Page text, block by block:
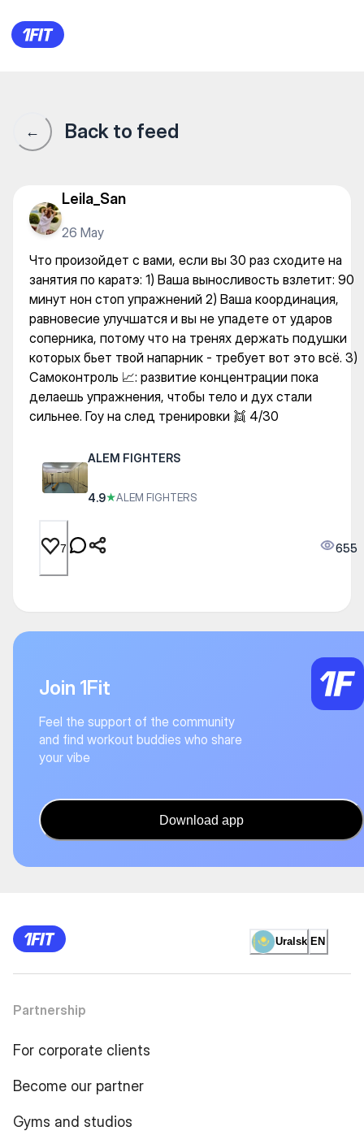
ALEM FIGHTERS — Martial
← Back to feed
Leila_San
26 May
Что произойдет с вами, если вы 30 раз сходите на
занятия по каратэ: 1) Ваша выносливость взлетит: 90
минут нон стоп упражнений 2) Ваша координация,
равновесие улучшатся и вы не упадете от ударов
соперника, потому что на тренях держать подушки
которых бьет твой напарник - требует вот это всё. 3)
Самоконтроль 📈: развитие концентрации пока
делаешь упражнения, чтобы тело и дух стали
сильнее. Гоу на след тренировки 👯 4/30
ALEM FIGHTERS
4.9★ALEM FIGHTERS
7 655
Join 1Fit
Feel the support of the community
and find workout buddies who share
your vibe
Download app
Uralsk EN
Partnership
For corporate clients
Become our partner
Gyms and studios